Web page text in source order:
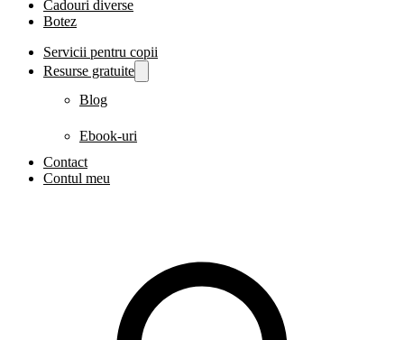
Cadouri diverse
Botez
Servicii pentru copii
Resurse gratuite
Blog
Ebook-uri
Contact
Contul meu